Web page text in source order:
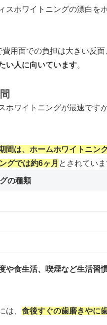
スホワイトニングの漂白を
用面での負担は大きい反面
い人に向いています。
ホワイトニングが最速です
間は、ホームホワイトニン
グでは約6ヶ月 とされていま
の種類
や食生活、喫煙など生活習
は、 食後すぐの歯磨きやに